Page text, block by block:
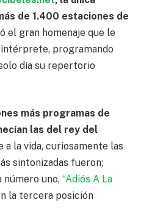
de 1.400 estaciones de
el gran homenaje que le
programando
día su repertorio
más programas de
las del rey del
a la vida, curiosamente las
sintonizadas fueron;
número uno, “Adiós A La
la tercera posición